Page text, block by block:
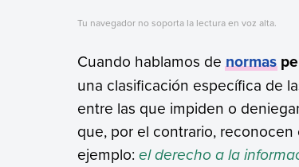
Tu navegador no soporta la lectura en voz alta.
Cuando hablamos denormas
una clasificación específica de
entre las que impiden o
que, por el contrario,
ejemplo: el derecho a la